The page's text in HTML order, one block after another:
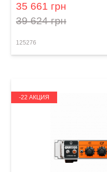
35 661 грн
39 624 грн
125276
-22 АКЦИЯ